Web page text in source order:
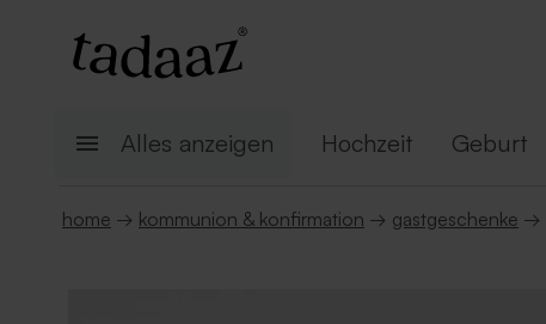
Alles anzeigen Hochzeit Geburt
home → kommunion & konfirmation → gastgeschenke →